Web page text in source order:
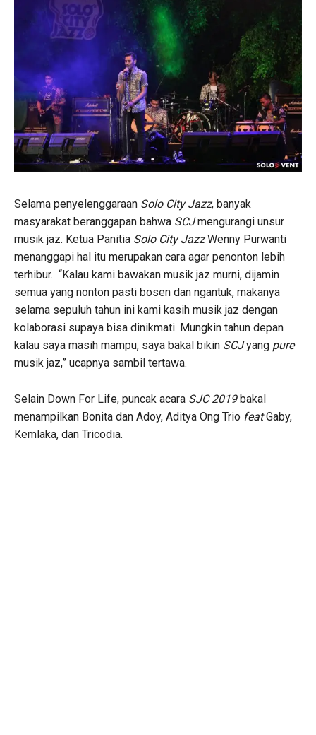
Selama penyelenggaraan Solo City Jazz, banyak
masyarakat beranggapan bahwa SCJmengurangi unsur
musik jaz. Ketua Panitia Solo City JazzWenny Purwanti
menanggapi hal itu merupakan cara agar penonton lebih
terhibur. “Kalau kami bawakan musik jaz murni, dijamin
semua yang nonton pasti bosen dan ngantuk, makanya
selama sepuluh tahun ini kami kasih musik jaz dengan
kolaborasi supaya bisa dinikmati. Mungkin tahun depan
kalau saya masih mampu, saya bakal bikin SCJyang pure
musik jaz,” ucapnya sambil tertawa.
Selain Down For Life, puncak acara SJC 2019bakal
menampilkan Bonita dan Adoy, Aditya Ong Trio featGaby,
Kemlaka, dan Tricodia.